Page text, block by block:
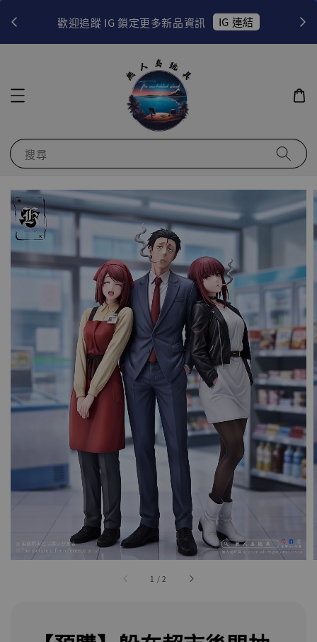
歡迎追蹤 IG 鎖定更多新品資訊 IG 連結
搜尋
1 /2